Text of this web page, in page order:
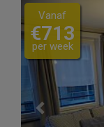
Previous
Vanaf
€713
per week